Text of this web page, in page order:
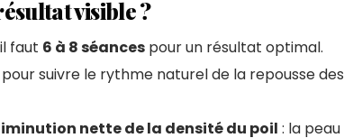
visible ?
faut 6 à 8 séances pour un résultat optimal.
suivre le rythme naturel de la repousse des
nette de la densité du poil : la peau